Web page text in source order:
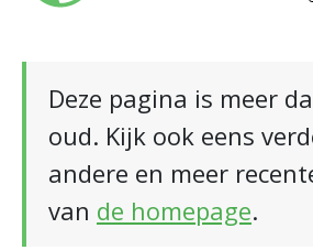
Deze pagina is meer
oud. Kijk ook eens
andere en meer
van de homepage.